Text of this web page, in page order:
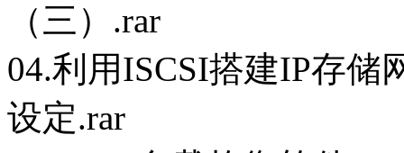
（三）.rar
04.利用ISCSI搭建IP存储
设定.rar